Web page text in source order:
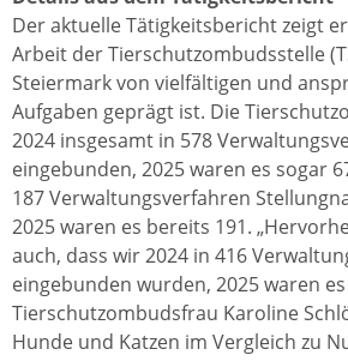
Der aktuelle Tätigkeitsbericht zeigt
Arbeit der Tierschutzombudsstelle
Steiermark von vielfältigen und
Aufgaben geprägt ist. Die
2024 insgesamt in 578
eingebunden, 2025 waren es sogar
187 Verwaltungsverfahren
2025 waren es bereits 191.
auch, dass wir 2024 in 416
eingebunden wurden, 2025 waren es
Tierschutzombudsfrau Karoline
Hunde und Katzen im Vergleich zu